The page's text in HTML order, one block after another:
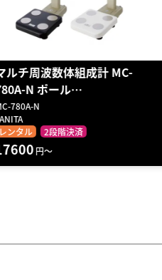
体組成計（ブラウン）BC759
BC759
TANITA
レンタル
送料無料
200円～